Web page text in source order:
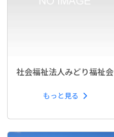
社会福祉法人みどり福祉会
もっと見る